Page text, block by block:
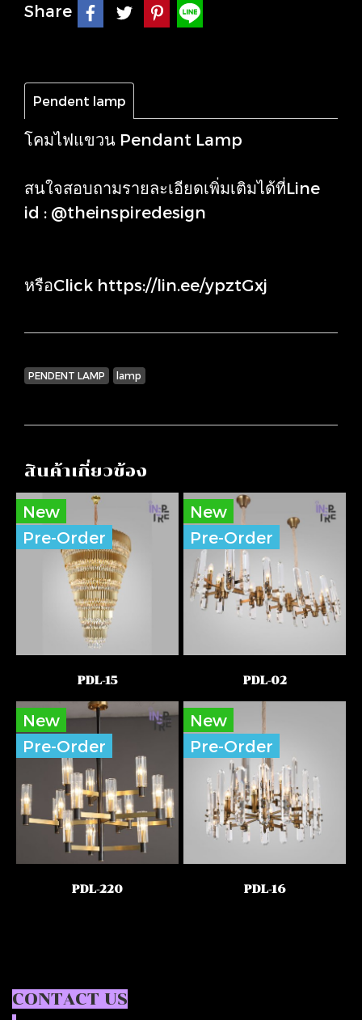
Share
Pendent lamp
โคมไฟแขวน Pendant Lamp
สนใจสอบถามรายละเอียดเพิ่มเติมได้ที่Line
id : @theinspiredesign
หรือClick https://lin.ee/ypztGxj
PENDENT LAMP lamp
สินค้าเกี่ยวข้อง
New
Pre-Order
PDL-15
New
Pre-Order
PDL-02
New
Pre-Order
PDL-220
New
Pre-Order
PDL-16
CONTACT US